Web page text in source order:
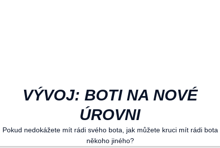
VÝVOJ: BOTI NA NOVÉ
ÚROVNI
Pokud nedokážete mít rádi svého bota, jak můžete kruci mít rádi bota
někoho jiného?